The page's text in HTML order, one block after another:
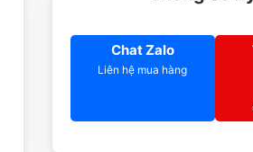
Chat Zalo
Liên hệ mua hàng